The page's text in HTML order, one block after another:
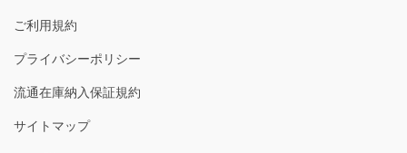
ご利用規約
プライバシーポリシー
流通在庫納入保証規約
サイトマップ